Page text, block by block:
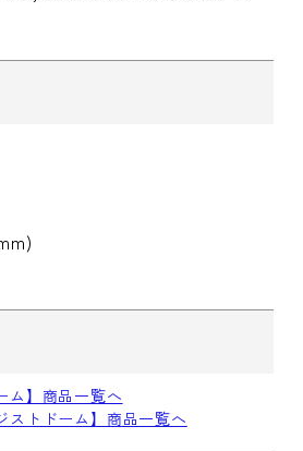
ム】商品一覧へ
ストドーム】商品一覧へ